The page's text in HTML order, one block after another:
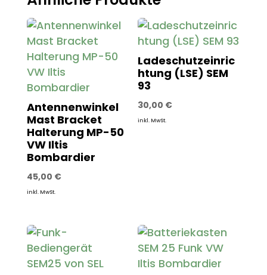
Antennenwinkel
Mast Bracket
Halterung MP-50
VW Iltis
Bombardier
45,00 €
inkl. MwSt.
Ladeschutzeinric
htung (LSE) SEM
93
30,00 €
inkl. MwSt.